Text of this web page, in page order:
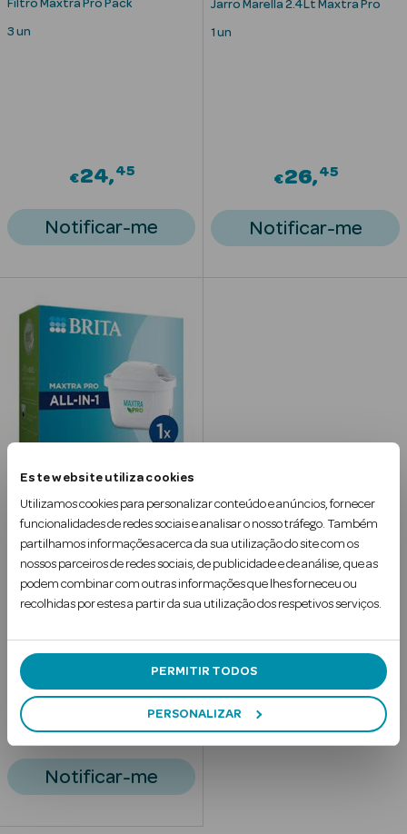
Este website utiliza cookies
Utilizamos cookies para personalizar conteúdo e anúncios, fornecer
funcionalidades de redes sociais e analisar o nosso tráfego. Também
partilhamos informações acerca da sua utilização do site com os
nossos parceiros de redes sociais, de publicidade e de análise, que as
podem combinar com outras informações que lhes forneceu ou
recolhidas por estes a partir da sua utilização dos respetivos serviços.
PERMITIR TODOS
PERSONALIZAR
Ver Tudo
Corpo
Rosto
Solares Bebé e
Filtro Maxtra Pro Pack
3 un
€24 45
Notificar-me
Jarro Marella 2.4Lt Maxtra Pro
1 un
€26 45
Notificar-me
Brita
Filtro Maxtra Pro
1 un
€9
Notificar-me